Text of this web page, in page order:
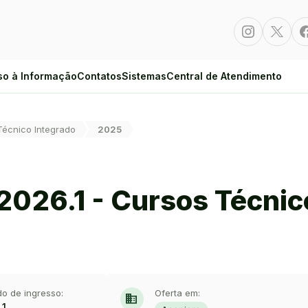
Instagram
à InformaçãoContatosSistemasCentral de Atendimento
Integrado 2025
- Cursos
de ingresso: domain
Oferta em: